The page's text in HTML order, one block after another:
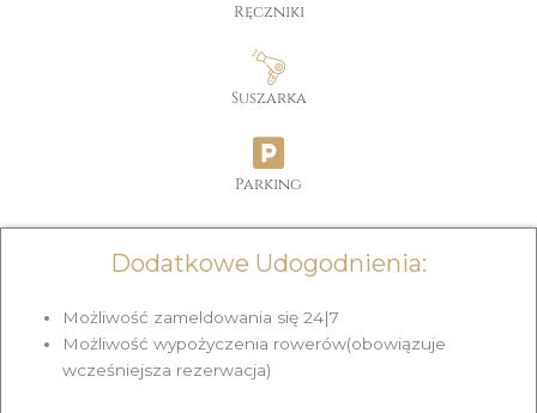
Ręczniki
Suszarka
Parking
Dodatkowe Udogodnienia:
Możliwość zameldowania się 24|7
Możliwość wypożyczenia rowerów(obowiązuje
wcześniejsza rezerwacja)